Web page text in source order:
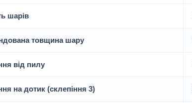
шарів
товщина шару
від пилу
на дотик (склепіння 3)